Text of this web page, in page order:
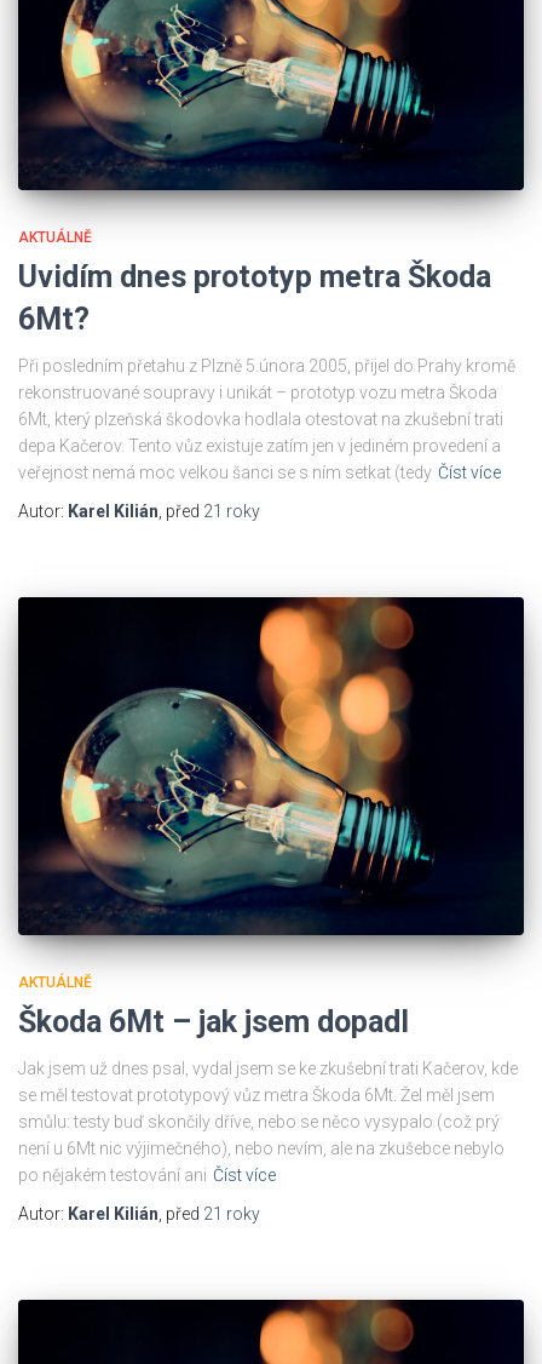
AKTUÁLNĚ
Uvidím dnes prototyp metra Škoda
6Mt?
Při posledním přetahu z Plzně 5.února 2005, přijel do Prahy kromě
rekonstruované soupravy i unikát – prototyp vozu metra Škoda
6Mt, který plzeňská škodovka hodlala otestovat na zkušební trati
depa Kačerov. Tento vůz existuje zatím jen v jediném provedení a
veřejnost nemá moc velkou šanci se s ním setkat (tedy Číst více
Autor: Karel Kilián , před 21 roky
AKTUÁLNĚ
Škoda 6Mt – jak jsem dopadl
Jak jsem už dnes psal, vydal jsem se ke zkušební trati Kačerov, kde
se měl testovat prototypový vůz metra Škoda 6Mt. Žel měl jsem
smůlu: testy buď skončily dříve, nebo se něco vysypalo (což prý
není u 6Mt nic výjimečného), nebo nevím, ale na zkušebce nebylo
po nějakém testování ani Číst více
Autor: Karel Kilián , před 21 roky